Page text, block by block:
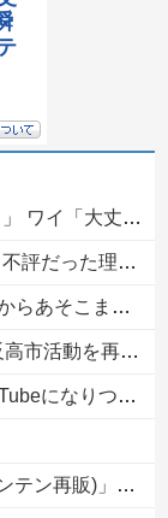
ｗｗ」扇風機ポチー
由が明確すぎる
愛されるんだ？
んでの返り咲きが狙いか？
つつあるよな他
【明日予約開始】